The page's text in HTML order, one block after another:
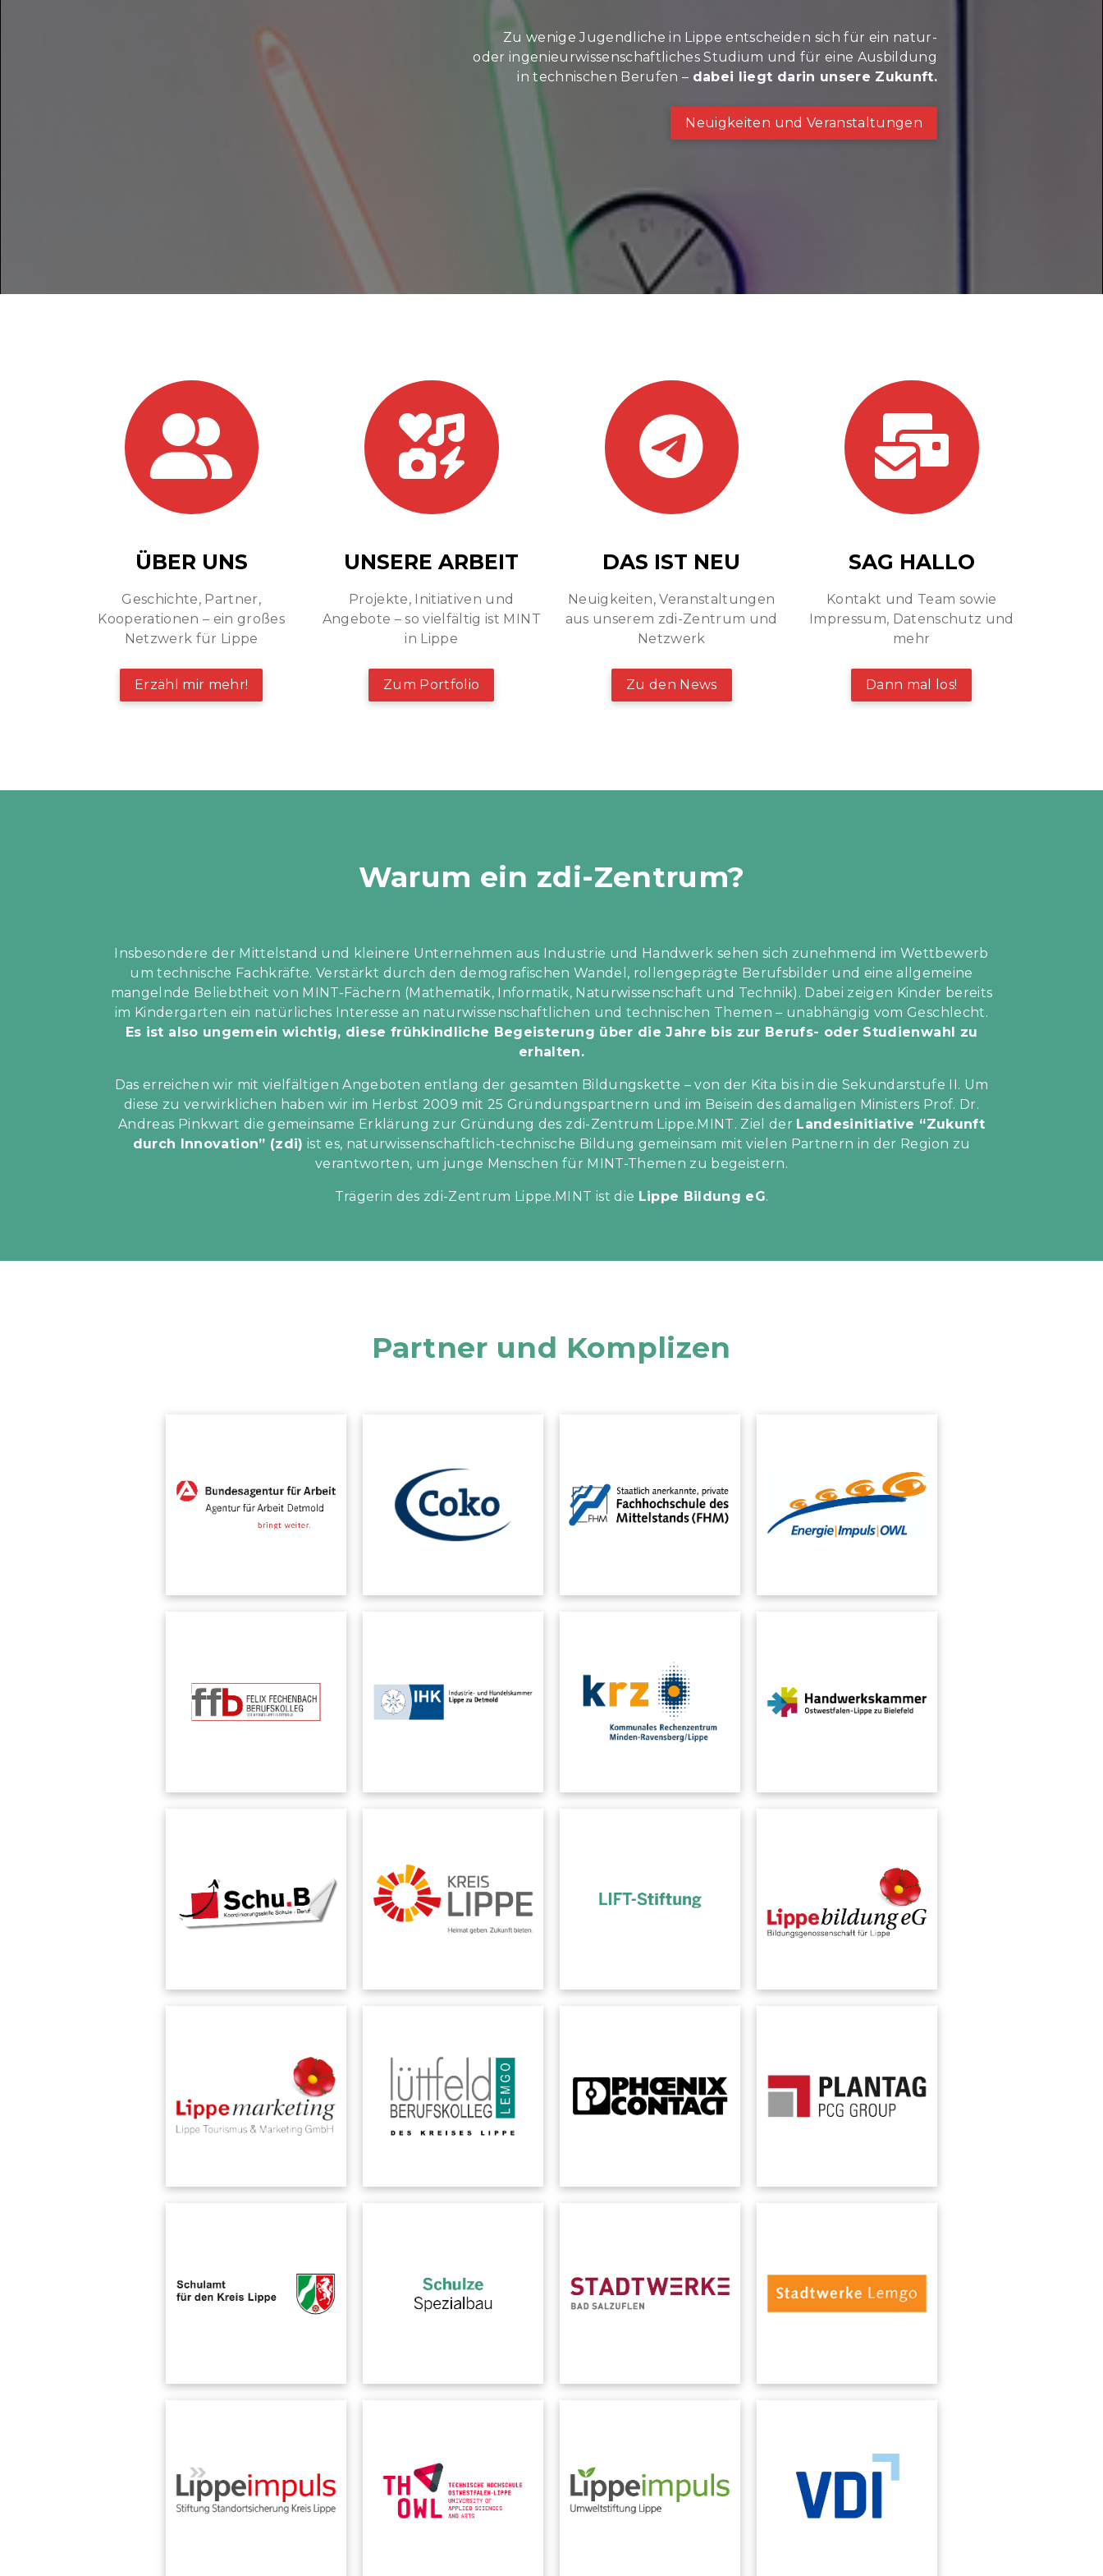
Zu wenige Jugendliche in Lippe entscheiden sich für ein natur-
oder ingenieurwissenschaftliches Studium und für eine Ausbildung
in technischen Berufen – dabei liegt darin unsere Zukunft.
Neuigkeiten und Veranstaltungen
ÜBER UNS
Geschichte, Partner,
Kooperationen – ein großes
Netzwerk für Lippe
Erzähl mir mehr!
UNSERE ARBEIT
Projekte, Initiativen und
Angebote – so vielfältig ist MINT
in Lippe
Zum Portfolio
DAS IST NEU
Neuigkeiten, Veranstaltungen
aus unserem zdi-Zentrum und
Netzwerk
Zu den News
SAG HALLO
Kontakt und Team sowie
Impressum, Datenschutz und
mehr
Dann mal los!
Warum ein zdi-Zentrum?
Insbesondere der Mittelstand und kleinere Unternehmen aus Industrie und Handwerk sehen sich zunehmend im Wettbewerb
um technische Fachkräfte. Verstärkt durch den demografischen Wandel, rollengeprägte Berufsbilder und eine allgemeine
mangelnde Beliebtheit von MINT-Fächern (Mathematik, Informatik, Naturwissenschaft und Technik). Dabei zeigen Kinder bereits
im Kindergarten ein natürliches Interesse an naturwissenschaftlichen und technischen Themen – unabhängig vom Geschlecht.
Es ist also ungemein wichtig, diese frühkindliche Begeisterung über die Jahre bis zur Berufs- oder Studienwahl zu
erhalten.
Das erreichen wir mit vielfältigen Angeboten entlang der gesamten Bildungskette – von der Kita bis in die Sekundarstufe II. Um
diese zu verwirklichen haben wir im Herbst 2009 mit 25 Gründungspartnern und im Beisein des damaligen Ministers Prof. Dr.
Andreas Pinkwart die gemeinsame Erklärung zur Gründung des zdi-Zentrum Lippe.MINT. Ziel der Landesinitiative “Zukunft
durch Innovation” (zdi) ist es, naturwissenschaftlich-technische Bildung gemeinsam mit vielen Partnern in der Region zu
verantworten, um junge Menschen für MINT-Themen zu begeistern.
Trägerin des zdi-Zentrum Lippe.MINT ist die Lippe Bildung eG.
Partner und Komplizen